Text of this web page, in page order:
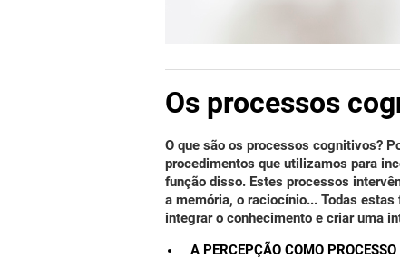
Os processos
O que são os processos cognitivos?
procedimentos que utilizamos para
função disso. Estes processos
a memória, o raciocínio... Todas
integrar o conhecimento e criar uma
A PERCEPÇÃO COMO